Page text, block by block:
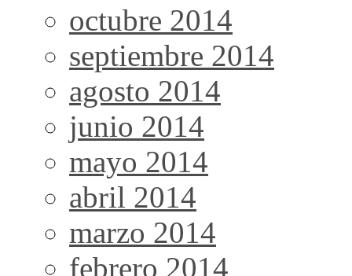
octubre 2014
septiembre 2014
agosto 2014
junio 2014
mayo 2014
abril 2014
marzo 2014
febrero 2014